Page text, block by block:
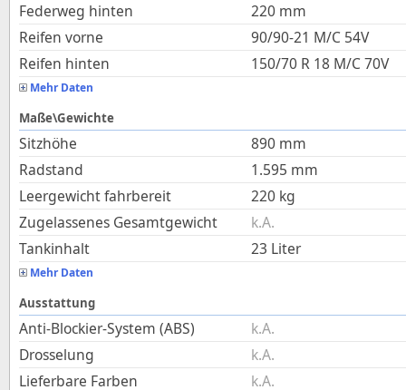
Federweg hinten
220 mm
Reifen vorne
90/90-21 M/C 54V
Reifen hinten
150/70 R 18 M/C 70V
Mehr Daten
Maße\Gewichte
Sitzhöhe 890 mm
Radstand
1.595 mm
Leergewicht fahrbereit
220 kg
Zugelassenes Gesamtgewicht
k.A.
Tankinhalt
23 Liter
Mehr Daten
Ausstattung
Anti-Blockier-System (ABS)
k.A.
Drosselung
k.A.
Lieferbare Farben
k.A.